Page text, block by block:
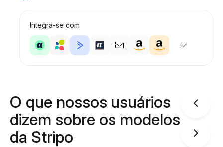
Integra-se com
O que nossos usuários
dizem sobre os modelos
da Stripo